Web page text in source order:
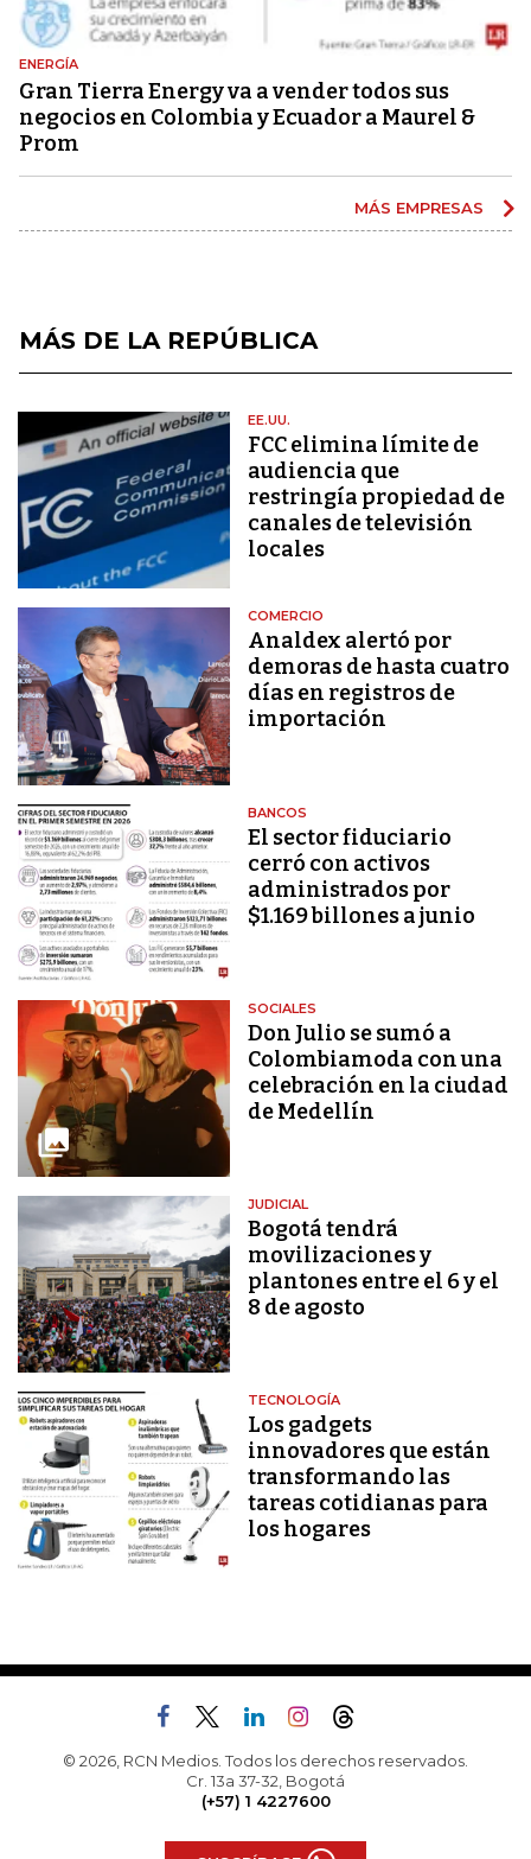
ENERGÍA
Gran Tierra Energy va a vender todos sus
negocios en Colombia y Ecuador a Maurel &
Prom
MÁS EMPRESAS
MÁS DE LA REPÚBLICA
EE.UU.
FCC elimina límite de
audiencia que
restringía propiedad de
canales de televisión
locales
COMERCIO
Analdex alertó por
demoras de hasta cuatro
días en registros de
importación
BANCOS
El sector fiduciario
cerró con activos
administrados por
$1.169 billones a junio
SOCIALES
Don Julio se sumó a
Colombiamoda con una
celebración en la ciudad
de Medellín
JUDICIAL
Bogotá tendrá
movilizaciones y
plantones entre el 6 y el
8 de agosto
TECNOLOGÍA
Los gadgets
innovadores que están
transformando las
tareas cotidianas para
los hogares
© 2026, RCN Medios. Todos los derechos reservados.
Cr. 13a 37-32, Bogotá
(+57) 1 4227600